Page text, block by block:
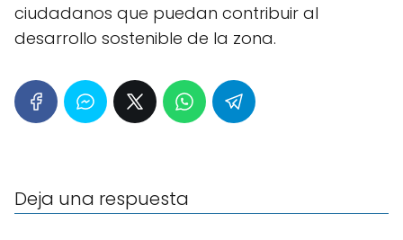
ciudadanos que puedan contribuir al
desarrollo sostenible de la zona.
Deja una respuesta